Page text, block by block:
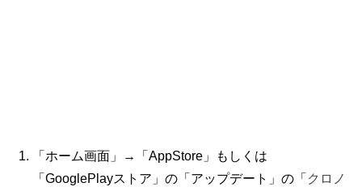
「ホーム画面」→「AppStore」もしくは
「GooglePlayストア」の「アップデート」の「 クロノ